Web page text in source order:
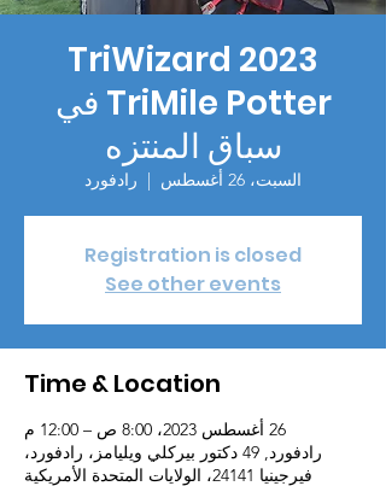
2023 TriWizard
TriMile Potter في
سباق المنتزه
السبت، 26 أغسطس
  |
رادفورد
Registration is closed
See other events
Time & Location
26 أغسطس 2023، 8:00 ص – 12:00 م
رادفورد, 49 دكتور بيركلي ويليامز، رادفورد،
فيرجينيا 24141، الولايات المتحدة الأمريكية